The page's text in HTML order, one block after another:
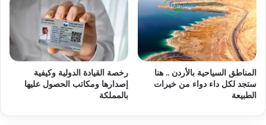
المناطق السياحية بالأردن .. هنا
ستجد لكل داء دواء من خيرات
الطبيعة
رخصة القيادة الدولية وكيفية
إصدارها ومكاتب الحصول عليها
بالمملكة